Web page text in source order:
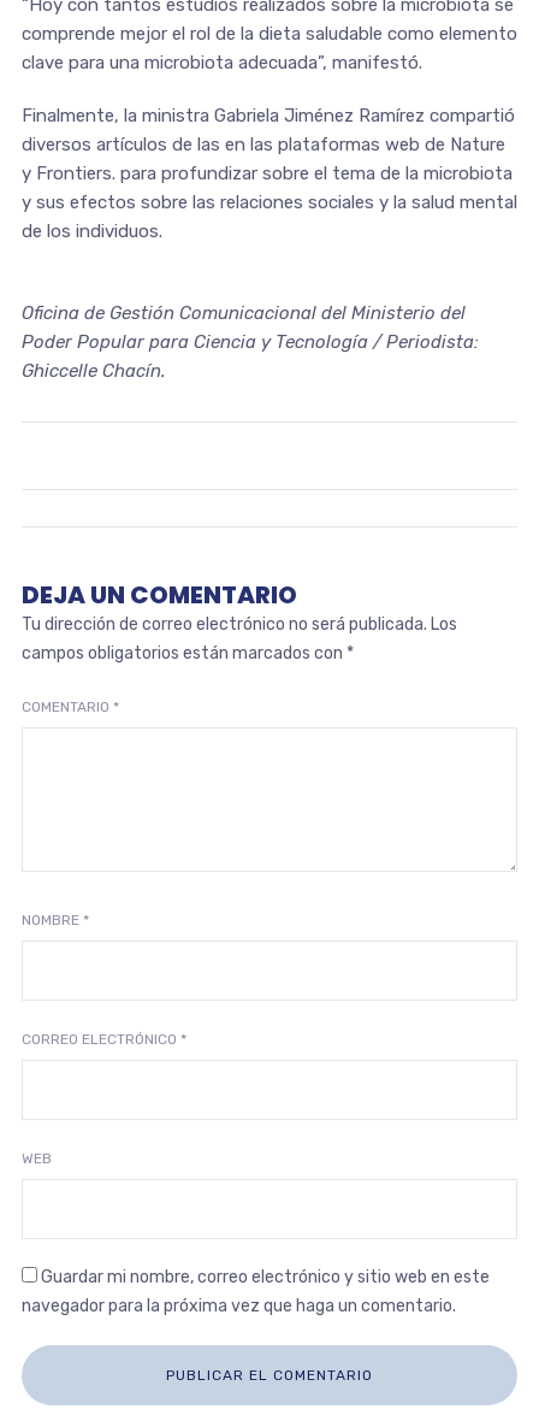
“Hoy con tantos estudios realizados sobre la microbiota se
comprende mejor el rol de la dieta saludable como elemento
clave para una microbiota adecuada”, manifestó.
Finalmente, la ministra Gabriela Jiménez Ramírez compartió
diversos artículos de las en las plataformas web de Nature
y Frontiers. para profundizar sobre el tema de la microbiota
y sus efectos sobre las relaciones sociales y la salud mental
de los individuos.
Oficina de Gestión Comunicacional del Ministerio del
Poder Popular para Ciencia y Tecnología / Periodista:
Ghiccelle Chacín.
DEJA UN COMENTARIO
Tu dirección de correo electrónico no será publicada. Los
campos obligatorios están marcados con *
COMENTARIO *
NOMBRE *
CORREO ELECTRÓNICO *
WEB
Guardar mi nombre, correo electrónico y sitio web en este
navegador para la próxima vez que haga un comentario.